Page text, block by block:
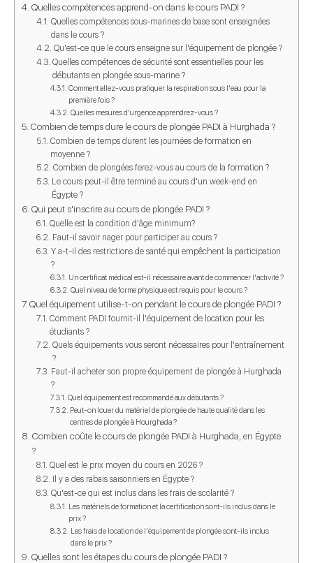
Quelles compétences apprend-on dans le cours PADI ?
Quelles compétences sous-marines de base sont enseignées
dans le cours ?
Qu'est-ce que le cours enseigne sur l'équipement de plongée ?
Quelles compétences de sécurité sont essentielles pour les
débutants en plongée sous-marine ?
Comment allez-vous pratiquer la respiration sous l'eau pour la
première fois ?
Quelles mesures d'urgence apprendrez-vous ?
Combien de temps dure le cours de plongée PADI à Hurghada ?
Combien de temps durent les journées de formation en
moyenne ?
Combien de plongées ferez-vous au cours de la formation ?
Le cours peut-il être terminé au cours d'un week-end en
Égypte ?
Qui peut s'inscrire au cours de plongée PADI ?
Quelle est la condition d'âge minimum?
Faut-il savoir nager pour participer au cours ?
Y a-t-il des restrictions de santé qui empêchent la participation
?
Un certificat médical est-il nécessaire avant de commencer l'activité ?
Quel niveau de forme physique est requis pour le cours ?
Quel équipement utilise-t-on pendant le cours de plongée PADI ?
Comment PADI fournit-il l'équipement de location pour les
étudiants ?
Quels équipements vous seront nécessaires pour l'entraînement
?
Faut-il acheter son propre équipement de plongée à Hurghada
?
Quel équipement est recommandé aux débutants ?
Peut-on louer du matériel de plongée de haute qualité dans les
centres de plongée à Hourghada ?
Combien coûte le cours de plongée PADI à Hurghada, en Égypte
?
Quel est le prix moyen du cours en 2026 ?
Il y a des rabais saisonniers en Égypte ?
Qu'est-ce qui est inclus dans les frais de scolarité ?
Les matériels de formation et la certification sont-ils inclus dans le
prix ?
Les frais de location de l'équipement de plongée sont-ils inclus
dans le prix ?
Quelles sont les étapes du cours de plongée PADI ?